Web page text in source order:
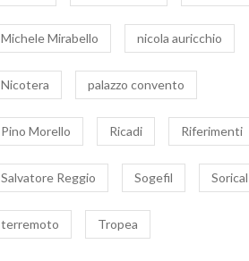
Michele Mirabello nicola auricchio
Nicotera palazzo convento
Pino Morello Ricadi Riferimenti
Salvatore Reggio Sogefil Sorical
terremoto Tropea